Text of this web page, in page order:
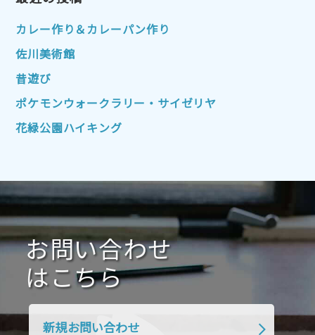
2022年10月 2022年9月
2022年7月
2022年4月
2022年1月 2021年12月 2021年11月
2021年10月 2021年9月
2021年1月 2020年12月 2020年11月
2020年10月 2020年9月 2020年8月
2020年7月 2020年6月 2020年5月
2020年4月 2020年3月 2020年2月
2019年9月
カレー作り＆カレーパン作り
佐川美術館
昔遊び
ポケモンウォークラリー・サイゼリヤ
花緑公園ハイキング
お問い合わせ
はこちら
新規お問い合わせ